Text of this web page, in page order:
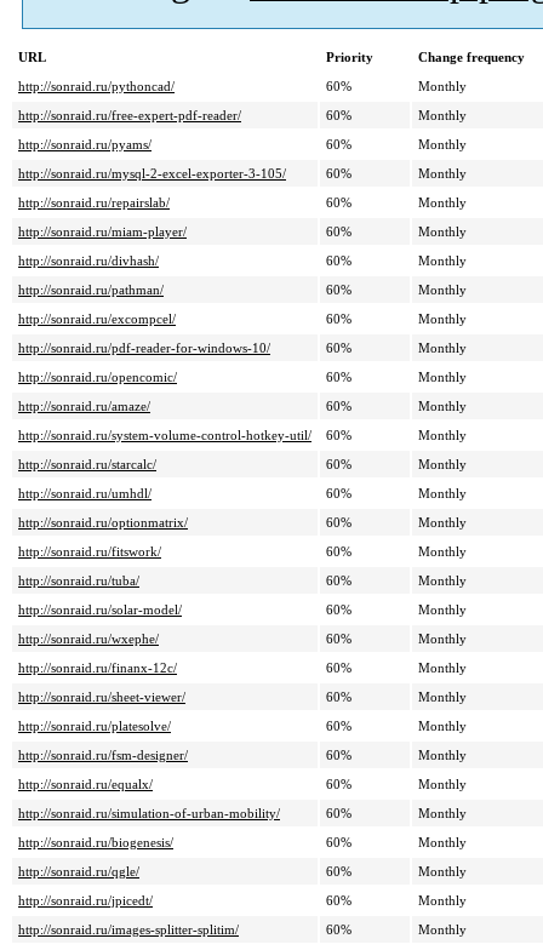
URL Priority
Change frequency
http://sonraid.ru/pythoncad/
60%
Monthly
http://sonraid.ru/free-expert-pdf-reader/
60%
Monthly
http://sonraid.ru/pyams/
60%
Monthly
http://sonraid.ru/mysql-2-excel-exporter-3-105/
60%
Monthly
http://sonraid.ru/repairslab/
60%
Monthly
http://sonraid.ru/miam-player/
60%
Monthly
http://sonraid.ru/divhash/
60%
Monthly
http://sonraid.ru/pathman/
60%
Monthly
http://sonraid.ru/excompcel/
60%
Monthly
http://sonraid.ru/pdf-reader-for-windows-10/
60%
Monthly
http://sonraid.ru/opencomic/
60%
Monthly
http://sonraid.ru/amaze/
60%
Monthly
http://sonraid.ru/system-volume-control-hotkey-util/
60%
Monthly
http://sonraid.ru/starcalc/
60%
Monthly
http://sonraid.ru/umhdl/
60%
Monthly
http://sonraid.ru/optionmatrix/
60%
Monthly
http://sonraid.ru/fitswork/
60%
Monthly
http://sonraid.ru/tuba/
60%
Monthly
http://sonraid.ru/solar-model/
60%
Monthly
http://sonraid.ru/wxephe/
60%
Monthly
http://sonraid.ru/finanx-12c/
60%
Monthly
http://sonraid.ru/sheet-viewer/
60%
Monthly
http://sonraid.ru/platesolve/
60%
Monthly
http://sonraid.ru/fsm-designer/
60%
Monthly
http://sonraid.ru/equalx/
60%
Monthly
http://sonraid.ru/simulation-of-urban-mobility/
60%
Monthly
http://sonraid.ru/biogenesis/
60%
Monthly
http://sonraid.ru/qgle/
60%
Monthly
http://sonraid.ru/jpicedt/
60%
Monthly
http://sonraid.ru/images-splitter-splitim/
60%
Monthly